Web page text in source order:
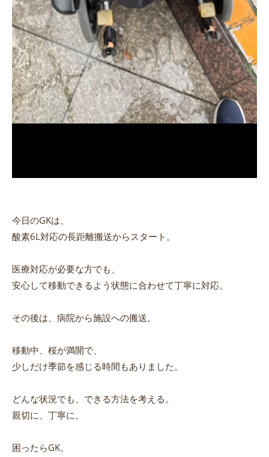
今日のGKは、
酸素6L対応の長距離搬送からスタート。
医療対応が必要な方でも、
安心して移動できるよう状態に合わせて丁寧に対応。
その後は、病院から施設への搬送。
移動中、桜が満開で、
少しだけ季節を感じる時間もありました。
どんな状況でも、できる方法を考える。
親切に、丁寧に。
困ったらGK。